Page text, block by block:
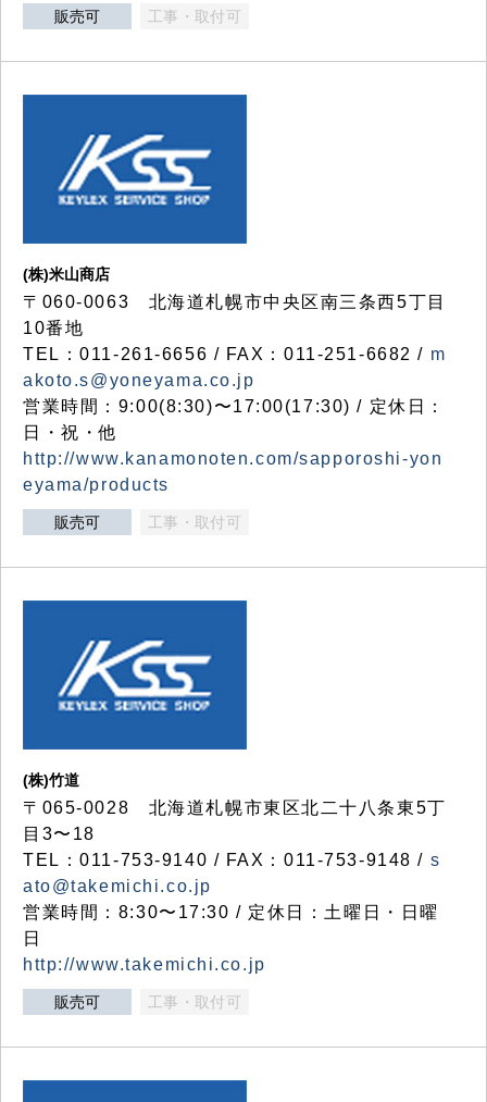
販売可 工事・取付可
(株)米山商店
〒060-0063 北海道札幌市中央区南三条西5丁目
10番地
TEL：011-261-6656 / FAX：011-251-6682 / m
akoto.s@yoneyama.co.jp
営業時間：9:00(8:30)〜17:00(17:30) / 定休日：
日・祝・他
http://www.kanamonoten.com/sapporoshi-yon
eyama/products
販売可 工事・取付可
(株)竹道
〒065-0028 北海道札幌市東区北二十八条東5丁
目3〜18
TEL：011-753-9140 / FAX：011-753-9148 / s
ato@takemichi.co.jp
営業時間：8:30〜17:30 / 定休日：土曜日・日曜
日
http://www.takemichi.co.jp
販売可 工事・取付可